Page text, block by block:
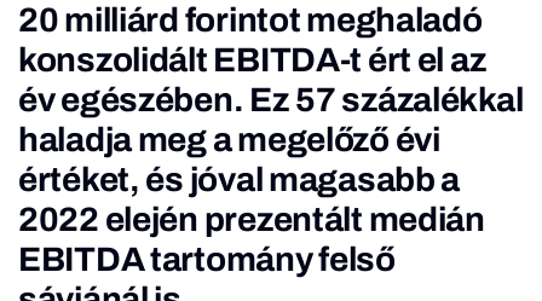
20 milliárd forintot meghaladó
konszolidált EBITDA-t ért el az
év egészében. Ez 57 százalékkal
haladja meg a megelőző évi
értéket, és jóval magasabb a
2022 elején prezentált medián
EBITDA tartomány felső